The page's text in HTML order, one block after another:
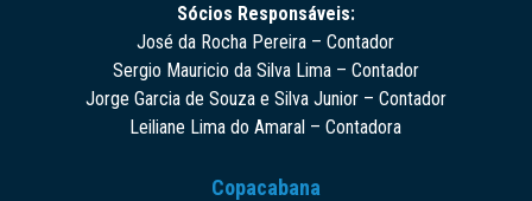
Sócios Responsáveis:
José da Rocha Pereira – Contador
Sergio Mauricio da Silva Lima – Contador
Jorge Garcia de Souza e Silva Junior – Contador
Leiliane Lima do Amaral – Contadora
Copacabana